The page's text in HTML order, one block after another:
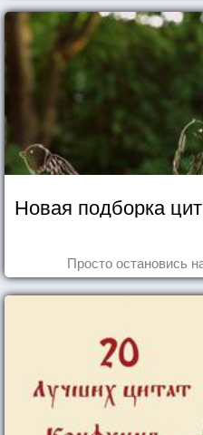
Новая подборка
Просто остановись